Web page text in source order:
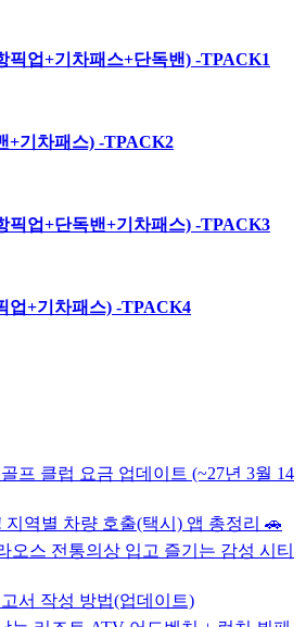
픽업+기차패스+단독밴) -TPACK1
+기차패스) -TPACK2
픽업+단독밴+기차패스) -TPACK3
업+기차패스) -TPACK4
프 클럽 요금 업데이트 (~27년 3월 14
역별 차량 호출(택시) 앱 총정리 🚗
오스 전통의상 입고 즐기는 감성 시티
서 작성 방법(업데이트)